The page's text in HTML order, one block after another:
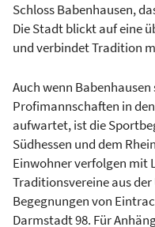
Schloss Babenhausen,
Die Stadt blickt auf eine
und verbindet Tradition
Auch wenn
Profimannschaften in
aufwartet, ist die
Südhessen und dem
Einwohner verfolgen mit
Traditionsvereine aus
Begegnungen von
Darmstadt 98. Für